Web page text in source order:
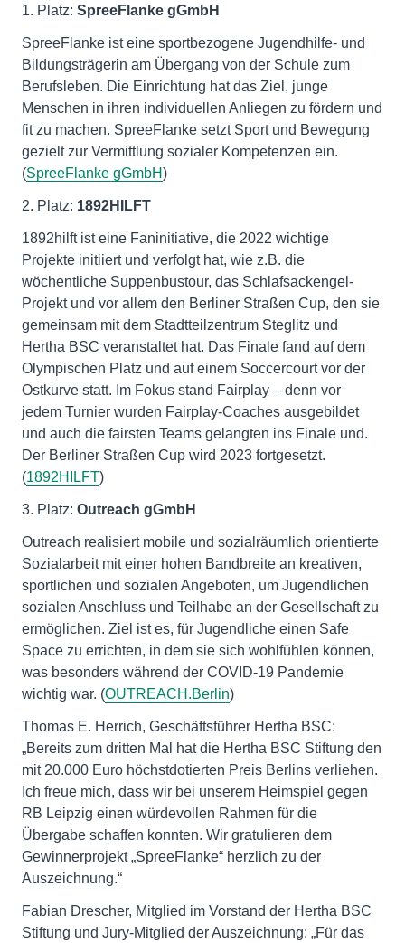
1. Platz: SpreeFlanke gGmbH
SpreeFlanke ist eine sportbezogene Jugendhilfe- und
Bildungsträgerin am Übergang von der Schule zum
Berufsleben. Die Einrichtung hat das Ziel, junge
Menschen in ihren individuellen Anliegen zu fördern und
fit zu machen. SpreeFlanke setzt Sport und Bewegung
gezielt zur Vermittlung sozialer Kompetenzen ein.
(SpreeFlanke gGmbH)
2. Platz: 1892HILFT
1892hilft ist eine Faninitiative, die 2022 wichtige
Projekte initiiert und verfolgt hat, wie z.B. die
wöchentliche Suppenbustour, das Schlafsackengel-
Projekt und vor allem den Berliner Straßen Cup, den sie
gemeinsam mit dem Stadtteilzentrum Steglitz und
Hertha BSC veranstaltet hat. Das Finale fand auf dem
Olympischen Platz und auf einem Soccercourt vor der
Ostkurve statt. Im Fokus stand Fairplay – denn vor
jedem Turnier wurden Fairplay-Coaches ausgebildet
und auch die fairsten Teams gelangten ins Finale und.
Der Berliner Straßen Cup wird 2023 fortgesetzt.
(1892HILFT)
3. Platz: Outreach gGmbH
Outreach realisiert mobile und sozialräumlich orientierte
Sozialarbeit mit einer hohen Bandbreite an kreativen,
sportlichen und sozialen Angeboten, um Jugendlichen
sozialen Anschluss und Teilhabe an der Gesellschaft zu
ermöglichen. Ziel ist es, für Jugendliche einen Safe
Space zu errichten, in dem sie sich wohlfühlen können,
was besonders während der COVID-19 Pandemie
wichtig war. (OUTREACH.Berlin)
Thomas E. Herrich, Geschäftsführer Hertha BSC:
„Bereits zum dritten Mal hat die Hertha BSC Stiftung den
mit 20.000 Euro höchstdotierten Preis Berlins verliehen.
Ich freue mich, dass wir bei unserem Heimspiel gegen
RB Leipzig einen würdevollen Rahmen für die
Übergabe schaffen konnten. Wir gratulieren dem
Gewinnerprojekt „SpreeFlanke“ herzlich zu der
Auszeichnung.“
Fabian Drescher, Mitglied im Vorstand der Hertha BSC
Stiftung und Jury-Mitglied der Auszeichnung: „Für das